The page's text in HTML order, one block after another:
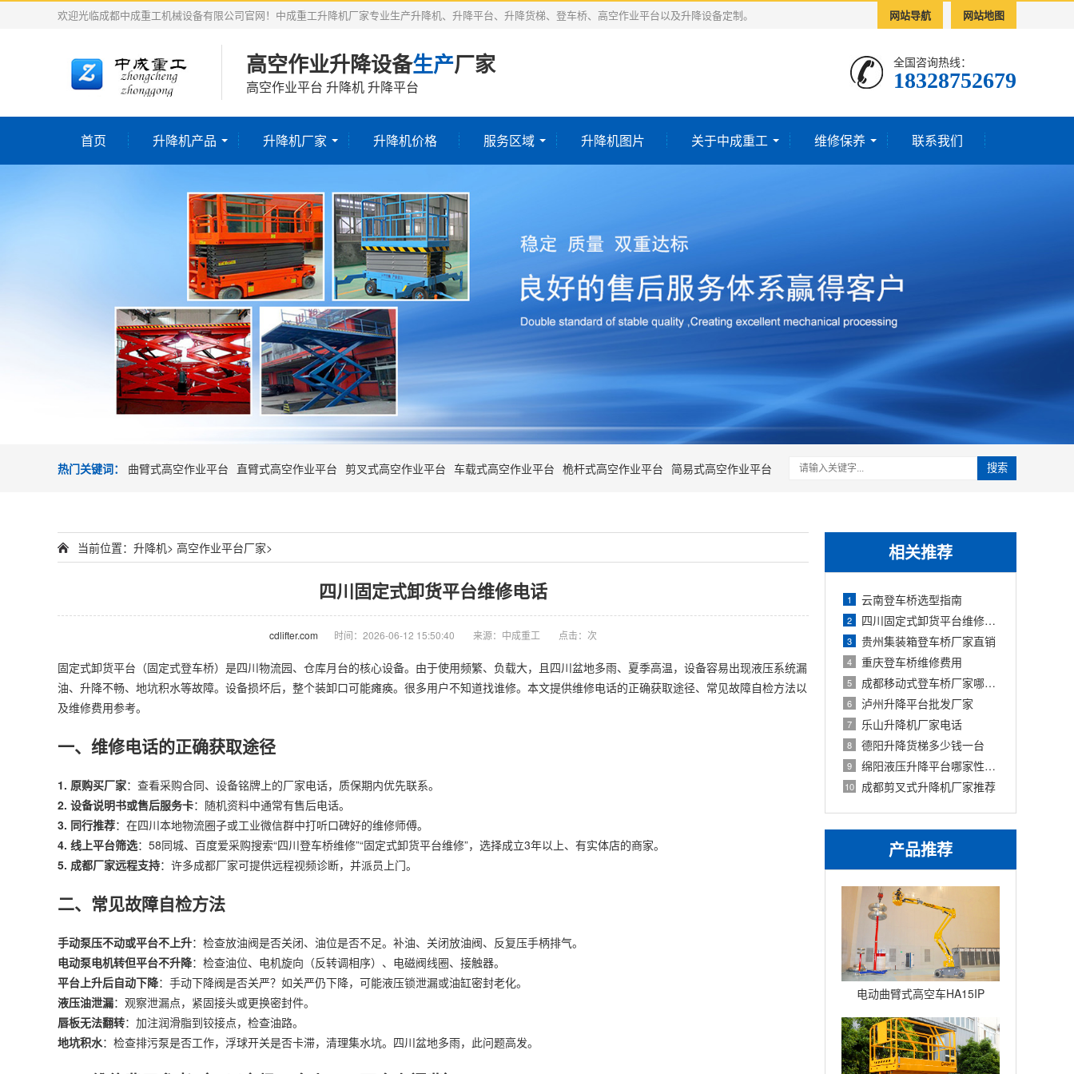
网站导航 网站地图
欢迎光临成都中成重工机械设备有限公司官网！中成重工升降机厂家专业生产升降机、升降平台、升降货梯、登车桥、高空作业平台以及升降设备定制。
高空作业升降设备生产厂家
高空作业平台 升降机 升降平台
全国咨询热线：
18328752679‬
首页 升降机产品 升降机厂家 升降机价格 服务区域 升降机图片 关于中成重工 维修保养 联系我们
热门关键词： 曲臂式高空作业平台 直臂式高空作业平台 剪叉式高空作业平台 车载式高空作业平台 桅杆式高空作业平台 简易式高空作业平台 搜索
相关推荐
1 云南登车桥选型指南
2 四川固定式卸货平台维修电话
3 贵州集装箱登车桥厂家直销
4 重庆登车桥维修费用
5 成都移动式登车桥厂家哪家好
6 泸州升降平台批发厂家
7 乐山升降机厂家电话
8 德阳升降货梯多少钱一台
9 绵阳液压升降平台哪家性价比高
10 成都剪叉式升降机厂家推荐
产品推荐
电动曲臂式高空车HA15IP
当前位置： 升降机> 高空作业平台厂家>
四川固定式卸货平台维修电话
cdlifter.com 时间：2026-06-12 15:50:40 来源：中成重工 点击： 次
固定式卸货平台（固定式登车桥）是四川物流园、仓库月台的核心设备。由于使用频繁、负载大，且四川盆地多雨、夏季高温，设备容易出现液压系统漏
油、升降不畅、地坑积水等故障。设备损坏后，整个装卸口可能瘫痪。很多用户不知道找谁修。本文提供维修电话的正确获取途径、常见故障自检方法以
及维修费用参考。
一、维修电话的正确获取途径
1. 原购买厂家：查看采购合同、设备铭牌上的厂家电话，质保期内优先联系。
2. 设备说明书或售后服务卡：随机资料中通常有售后电话。
3. 同行推荐：在四川本地物流圈子或工业微信群中打听口碑好的维修师傅。
4. 线上平台筛选：58同城、百度爱采购搜索“四川登车桥维修”“固定式卸货平台维修”，选择成立3年以上、有实体店的商家。
5. 成都厂家远程支持：许多成都厂家可提供远程视频诊断，并派员上门。
二、常见故障自检方法
手动泵压不动或平台不上升：检查放油阀是否关闭、油位是否不足。补油、关闭放油阀、反复压手柄排气。
电动泵电机转但平台不升降：检查油位、电机旋向（反转调相序）、电磁阀线圈、接触器。
平台上升后自动下降：手动下降阀是否关严？如关严仍下降，可能液压锁泄漏或油缸密封老化。
液压油泄漏：观察泄漏点，紧固接头或更换密封件。
唇板无法翻转：加注润滑脂到铰接点，检查油路。
地坑积水：检查排污泵是否工作，浮球开关是否卡滞，清理集水坑。四川盆地多雨，此问题高发。